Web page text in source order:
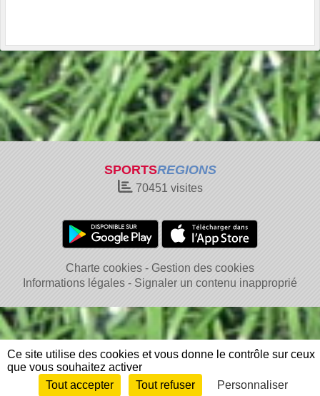
SPORTSREGIONS
70451 visites
Charte cookies
Gestion des cookies
Informations légales
Signaler un contenu inapproprié
Envie de participer ? Connexion
Ce site utilise des cookies et vous donne le contrôle sur ceux
que vous souhaitez activer
Tout accepter
Tout refuser Personnaliser